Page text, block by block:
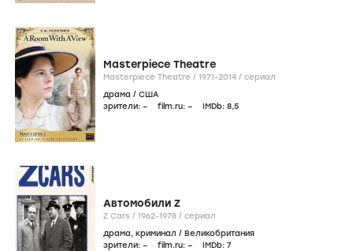
Masterpiece Theatre
Masterpiece Theatre / 1971-2014 / сериал
драма / США
зрители: – film.ru: – IMDb: 8,5
Автомобили Z
Z Cars / 1962-1978 / сериал
драма, криминал / Великобритания
зрители: – film.ru: – IMDb: 7